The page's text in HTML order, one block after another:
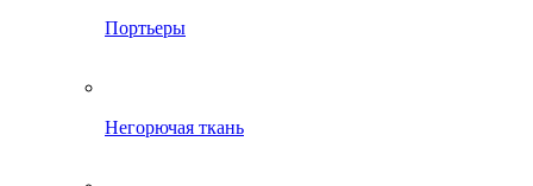
Портьеры
Негорючая ткань